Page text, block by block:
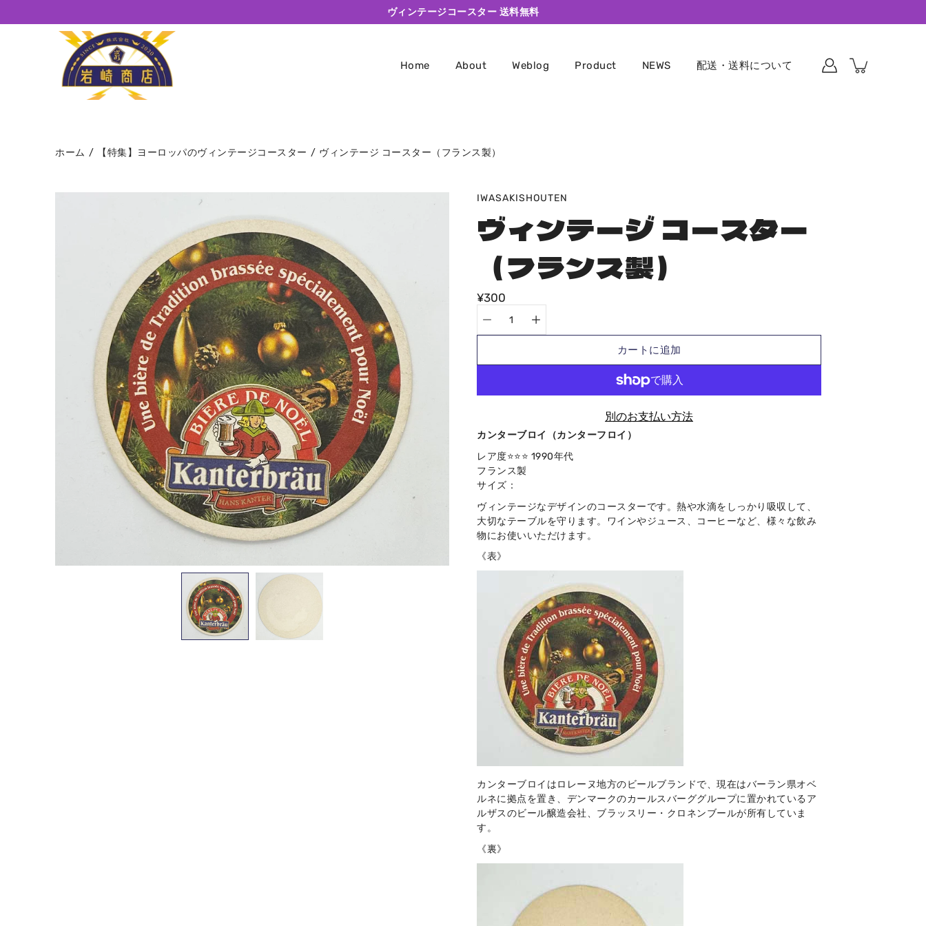
ヴィンテージコースター 送料無料
Home About Weblog Product NEWS 配送・送料について
ホーム / 【特集】ヨーロッパのヴィンテージコースター / ヴィンテージ コースター（フランス製）
IWASAKISHOUTEN
ヴィンテージ コースター
（フランス製）
¥300
カートに追加
別のお支払い方法
Notify
me
when
this
product
is
available:
カンターブロイ（カンターフロイ）
レア度⭐️⭐️⭐️ 1990年代
フランス製
サイズ：
ヴィンテージなデザインのコースターです。熱や水滴をしっかり吸収して、
大切なテーブルを守ります。ワインやジュース、コーヒーなど、様々な飲み
物にお使いいただけます。
《表》
カンターブロイはロレーヌ地方のビールブランドで、現在はバーラン県オベ
ルネに拠点を置き、デンマークのカールスバーググループに置かれているア
ルザスのビール醸造会社、ブラッスリー・クロネンブールが所有していま
す。
《裏》